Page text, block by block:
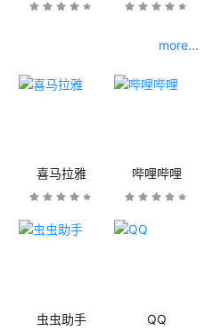
more...
喜马拉雅 哔哩哔哩
虫虫助手 QQ